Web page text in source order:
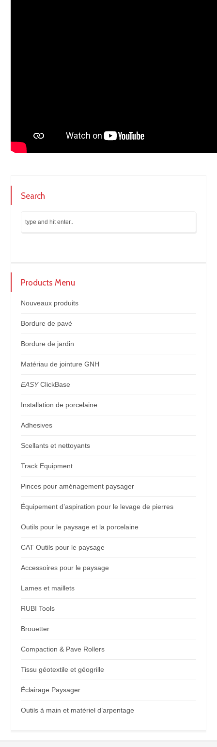
Search
Products Menu
Nouveaux produits
Bordure de pavé
Bordure de jardin
Matériau de jointure GNH
EASYClickBase
Installation de porcelaine
Adhesives
Scellants et nettoyants
Track Equipment
Pinces pour aménagement paysager
Équipement d’aspiration pour le levage de pierres
Outils pour le paysage et la porcelaine
CAT Outils pour le paysage
Accessoires pour le paysage
Lames et maillets
RUBI Tools
Brouetter
Compaction & Pave Rollers
Tissu géotextile et géogrille
Éclairage Paysager
Outils à main et matériel d’arpentage